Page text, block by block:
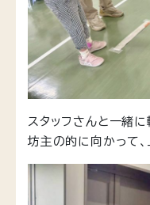
スタッフさんと一緒
坊主の的に向かって